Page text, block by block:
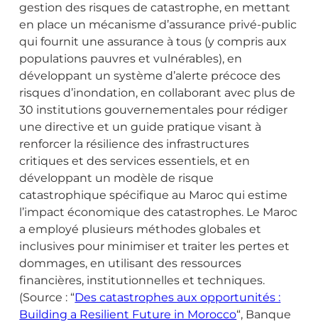
gestion des risques de catastrophe, en mettant
en place un mécanisme d’assurance privé-public
qui fournit une assurance à tous (y compris aux
populations pauvres et vulnérables), en
développant un système d’alerte précoce des
risques d’inondation, en collaborant avec plus de
30 institutions gouvernementales pour rédiger
une directive et un guide pratique visant à
renforcer la résilience des infrastructures
critiques et des services essentiels, et en
développant un modèle de risque
catastrophique spécifique au Maroc qui estime
l’impact économique des catastrophes. Le Maroc
a employé plusieurs méthodes globales et
inclusives pour minimiser et traiter les pertes et
dommages, en utilisant des ressources
financières, institutionnelles et techniques.
(Source : “Des catastrophes aux opportunités :
Building a Resilient Future in Morocco“, Banque